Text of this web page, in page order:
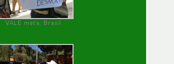
VALE mata, Brasil